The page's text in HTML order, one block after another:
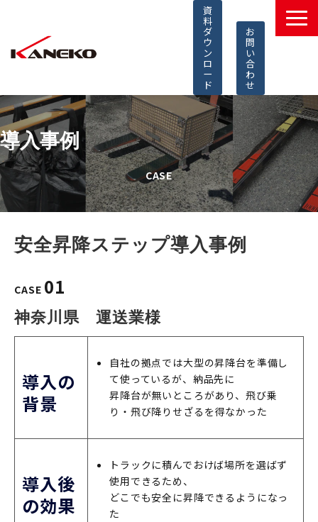
資
料
ダ
ウ
ン
ロ
ー
ド
お
問
い
合
わ
せ
製品一覧
導入事例
選ばれる理由
コラム
知的財産
採用情報
導入事例
CASE
安全昇降ステップ導入事例
CASE 01
神奈川県　運送業様
導入の
背景
自社の拠点では大型の昇降台を準備し
て使っているが、納品先に
昇降台が無いところがあり、飛び乗
り・飛び降りせざるを得なかった
導入後
の効果
トラックに積んでおけば場所を選ばず
使用できるため、
どこでも安全に昇降できるようになっ
た